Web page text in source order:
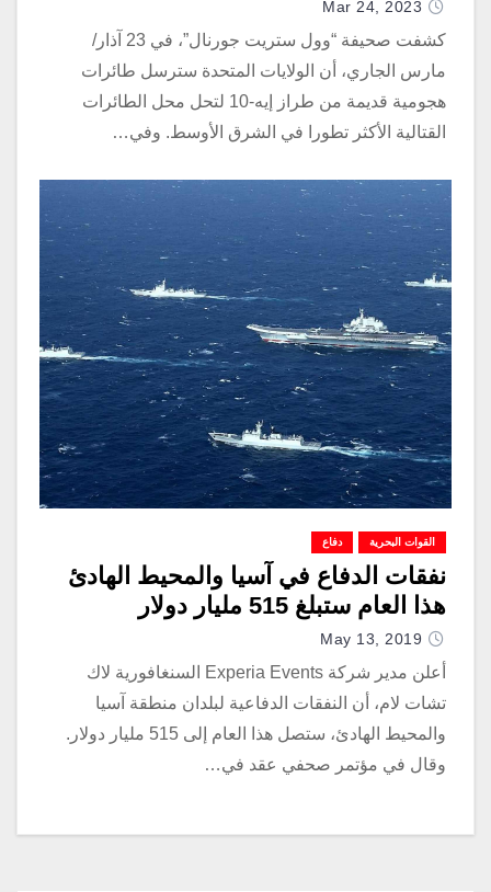
Mar 24, 2023
كشفت صحيفة “وول ستريت جورنال”، في 23 آذار/
مارس الجاري، أن الولايات المتحدة سترسل طائرات
هجومية قديمة من طراز إيه-10 لتحل محل الطائرات
القتالية الأكثر تطورا في الشرق الأوسط. وفي…
القوات البحرية دفاع
نفقات الدفاع في آسيا والمحيط الهادئ
هذا العام ستبلغ 515 مليار دولار
May 13, 2019
أعلن مدير شركة Experia Events السنغافورية لاك
تشات لام، أن النفقات الدفاعية لبلدان منطقة آسيا
والمحيط الهادئ، ستصل هذا العام إلى 515 مليار دولار.
وقال في مؤتمر صحفي عقد في…